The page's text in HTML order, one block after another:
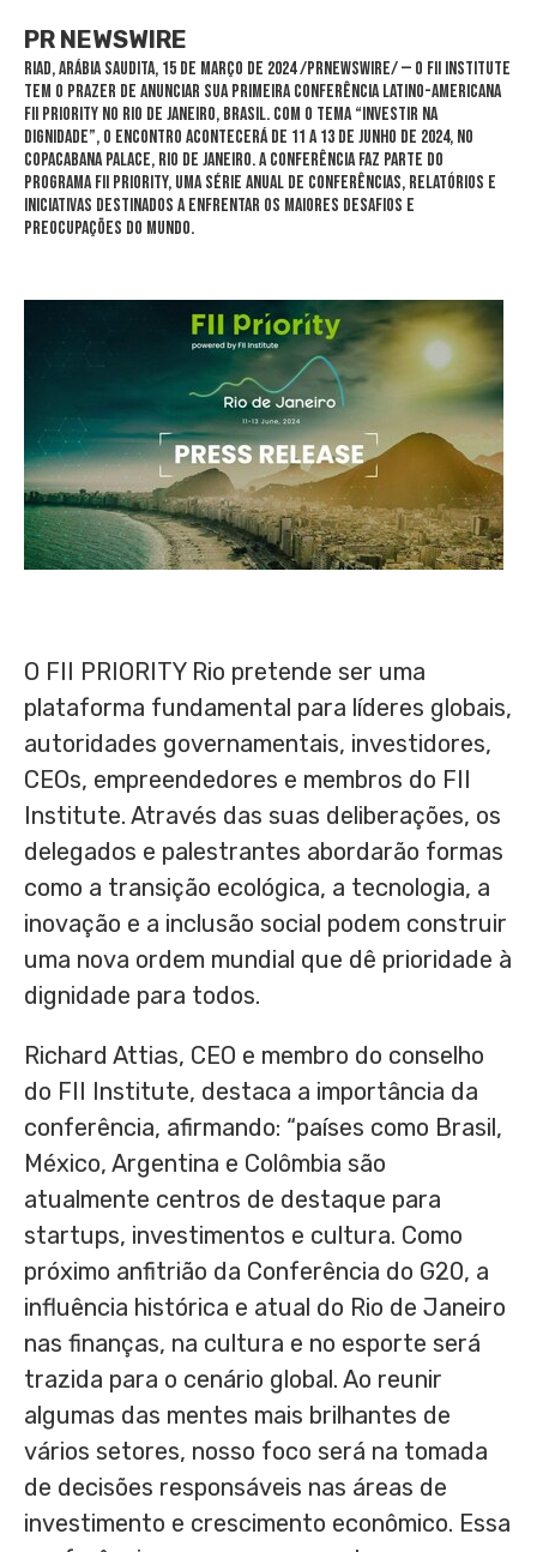
PR NEWSWIRE
RIAD, Arábia Saudita, 15 de março de 2024/PRNewswire/ — O FII Institute
tem o prazer de anunciar sua primeira conferência latino-americana
FII PRIORITY no Rio de Janeiro, Brasil. Com o tema “Investir na
Dignidade”, o encontro acontecerá de 11 a 13 de junho de 2024, no
Copacabana Palace, Rio de Janeiro. A conferência faz parte do
programa FII PRIORITY, uma série anual de conferências, relatórios e
iniciativas destinados a enfrentar os maiores desafios e
preocupações do mundo.
O FII PRIORITY Rio pretende ser uma
plataforma fundamental para líderes globais,
autoridades governamentais, investidores,
CEOs, empreendedores e membros do FII
Institute. Através das suas deliberações, os
delegados e palestrantes abordarão formas
como a transição ecológica, a tecnologia, a
inovação e a inclusão social podem construir
uma nova ordem mundial que dê prioridade à
dignidade para todos.
Richard Attias, CEO e membro do conselho
do FII Institute, destaca a importância da
conferência, afirmando: “países como Brasil,
México, Argentina e Colômbia são
atualmente centros de destaque para
startups, investimentos e cultura. Como
próximo anfitrião da Conferência do G20, a
influência histórica e atual do Rio de Janeiro
nas finanças, na cultura e no esporte será
trazida para o cenário global. Ao reunir
algumas das mentes mais brilhantes de
vários setores, nosso foco será na tomada
de decisões responsáveis nas áreas de
investimento e crescimento econômico. Essa